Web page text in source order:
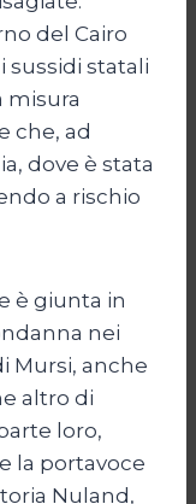
del Cairo
sussidi statali
misura
che, ad
dove è stata
a rischio
è giunta in
nei
Mursi, anche
altro di
loro,
la portavoce
Nuland,